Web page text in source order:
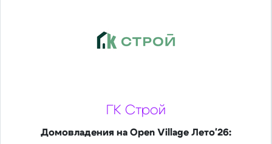
ГК Строй
Домовладения на Open Village Лето'26: